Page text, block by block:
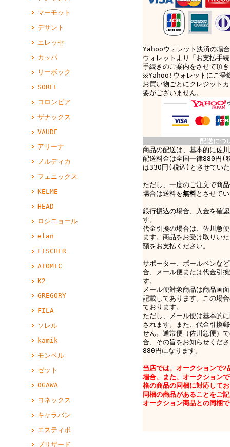
マーモット
デサント
エレッセ
カッパ
リーボック
SOREL
コロンビア
ザナックス
VAUDE
アリーナ
ノルディカ
フェニックス
KELME
HEAD
ロシニョール
elan
FISCHER
ATOMIC
K2
GREGORY
FILA
ソレル
kamik
モンベル
ゼット
OGAWA
ヨネックス
キャラバン
エスティボ
ブリザード
Yahooウォレット決済の場
ウォレットより「お支払手
手続きのご案内をさせて頂
※Yahoo!ウォレットにご登
お買い物ごとにクレジット
要がございません。
配送につ
商品の配送は、基本的に佐
配送料金は全国一律880円(
は330円(税込)とさせてい
ただし、一度のご注文で商
場合は送料を無料とさせて
銀行振込の場合、入金を確
す。
代金引換の場合は、佐川
ます。商品をお受け取りい
額をお支払ください。
サポーター、ボールペンな
合、メール便または代金引
す。
メール便対象商品は商品画
記載してあります。この場
ております。
ただし、メール便は基本的
されます。また、代金引換
せん。通常便（佐川急便）
合、その旨をお知らせくだ
880円になります。
当店では、オークションで2
場合、また、オークション
格の商品の同梱に対応して
同梱の商品があることをご
オークション商品との同梱